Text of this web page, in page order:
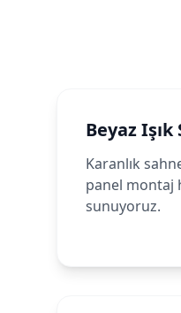
Beyaz Işık
Karanlık
panel montaj
sunuyoruz.